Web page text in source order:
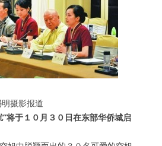
摄影报道
将于１０月３０日在东部华侨城启